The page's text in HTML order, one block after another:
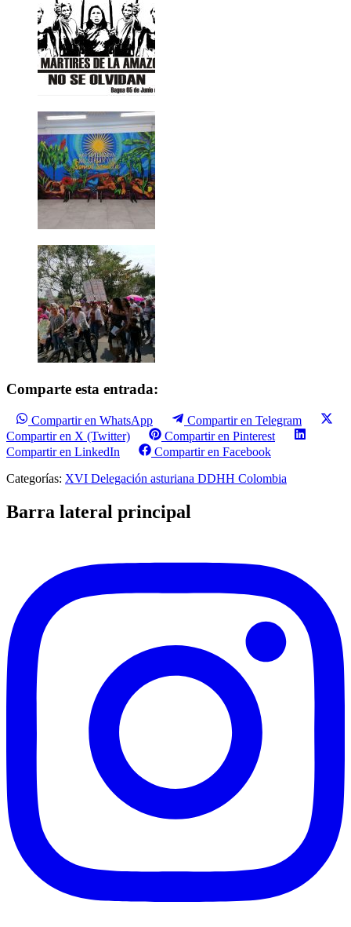
Comparte esta entrada:
Compartir en WhatsApp
Compartir en Telegram
Compartir en X (Twitter)
Compartir en Pinterest
Compartir en LinkedIn
Compartir en Facebook
Categorías: XVI Delegación asturiana DDHH Colombia
Barra lateral principal